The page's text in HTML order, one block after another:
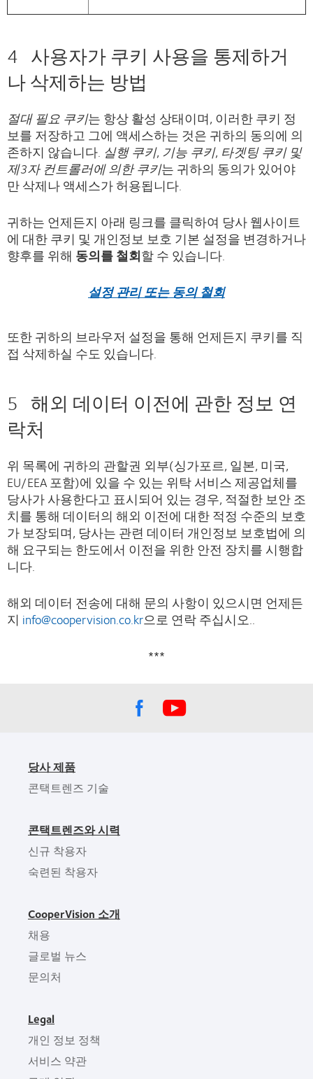
4 사용자가 쿠키 사용을 통제하거
나 삭제하는 방법
절대 필요 쿠키는 항상 활성 상태이며, 이러한 쿠키 정
보를 저장하고 그에 액세스하는 것은 귀하의 동의에 의
존하지 않습니다. 실행 쿠키, 기능 쿠키, 타겟팅 쿠키 및
제3자 컨트롤러에 의한 쿠키는 귀하의 동의가 있어야
만 삭제나 액세스가 허용됩니다.
귀하는 언제든지 아래 링크를 클릭하여 당사 웹사이트
에 대한 쿠키 및 개인정보 보호 기본 설정을 변경하거나
향후를 위해 동의를 철회할 수 있습니다.
설정 관리 또는 동의 철회
또한 귀하의 브라우저 설정을 통해 언제든지 쿠키를 직
접 삭제하실 수도 있습니다.
5 해외 데이터 이전에 관한 정보 연
락처
위 목록에 귀하의 관할권 외부(싱가포르, 일본, 미국,
EU/EEA 포함)에 있을 수 있는 위탁 서비스 제공업체를
당사가 사용한다고 표시되어 있는 경우, 적절한 보안 조
치를 통해 데이터의 해외 이전에 대한 적정 수준의 보호
가 보장되며, 당사는 관련 데이터 개인정보 보호법에 의
해 요구되는 한도에서 이전을 위한 안전 장치를 시행합
니다.
해외 데이터 전송에 대해 문의 사항이 있으시면 언제든
지 info@coopervision.co.kr으로 연락 주십시오..
***
당사 제품
콘택트렌즈 기술
콘택트렌즈와 시력
신규 착용자
숙련된 착용자
CooperVision 소개
채용
글로벌 뉴스
문의처
Legal
개인 정보 정책
서비스 약관